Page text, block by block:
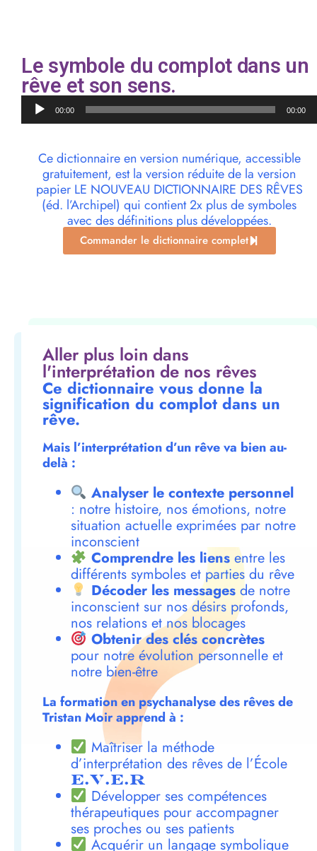
Le symbole du complot dans un
rêve et son sens.
Lecteur
audio00:00 00:00
Ce dictionnaire en version numérique, accessible
gratuitement, est la version réduite de la version
papier LE NOUVEAU DICTIONNAIRE DES RÊVES
(éd. l’Archipel) qui contient 2x plus de symboles
avec des définitions plus développées.
Commander le dictionnaire complet
Aller plus loin dans
l'interprétation de nos rêves
Ce dictionnaire vous donne la
signification du complot dans un
rêve.
Mais l’interprétation d’un rêve va bien au-
delà :
Analyser le contexte personnel
: notre histoire, nos émotions, notre
situation actuelle exprimées par notre
inconscient
Comprendre les liensentre les
différents symboles et parties du rêve
Décoder les messagesde notre
inconscient sur nos désirs profonds,
nos relations et nos blocages
Obtenir des clés concrètes
pour notre évolution personnelle et
notre bien-être
La formation en psychanalyse des rêves de
Tristan Moir apprend à :
Maîtriser la méthode
d’interprétation des rêves de l’École
E.V.E.R
Développer ses compétences
thérapeutiques pour accompagner
ses proches ou ses patients
Acquérir un langage symbolique